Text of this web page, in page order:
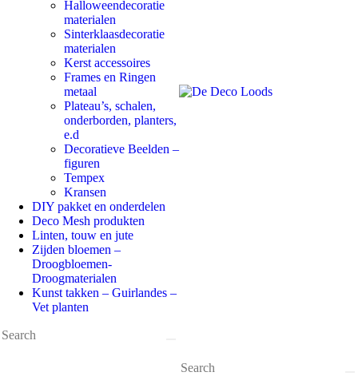
Halloweendecoratie
materialen
Sinterklaasdecoratie
materialen
Kerst accessoires
Frames en Ringen
metaal
Plateau’s, schalen,
onderborden, planters,
e.d
Decoratieve Beelden –
figuren
Tempex
Kransen
DIY pakket en onderdelen
Deco Mesh produkten
Linten, touw en jute
Zijden bloemen –
Droogbloemen-
Droogmaterialen
Kunst takken – Guirlandes –
Vet planten